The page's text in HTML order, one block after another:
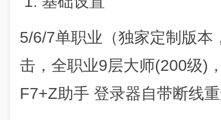
5/6/7单职业（独家定制版本
击，全职业9层大师(200级)
F7+Z助手 登录器自带断线